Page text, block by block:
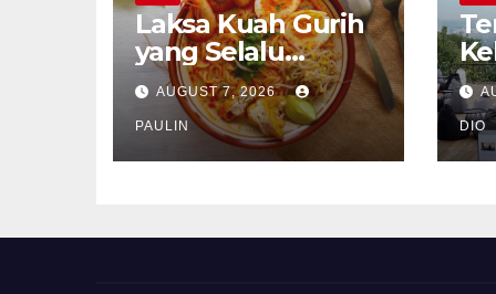
Laksa Kuah Gurih
yang Selalu
Dirindukan
AUGUST 7, 2026
PAULIN DIO